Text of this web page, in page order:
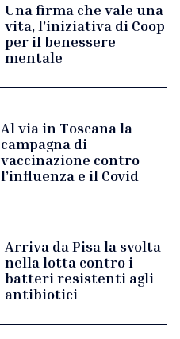
Una firma che vale una
vita, l’iniziativa di Coop
per il benessere
mentale
Al via in Toscana la
campagna di
vaccinazione contro
l’influenza e il Covid
Arriva da Pisa la svolta
nella lotta contro i
batteri resistenti agli
antibiotici